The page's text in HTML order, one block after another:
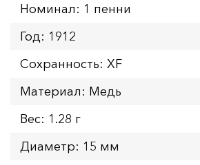
Номинал: 1 пенни
Год: 1912
Сохранность: XF
Материал: Медь
Вес: 1.28 г
Диаметр: 15 мм